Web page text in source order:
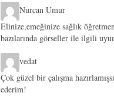
Nurcan Umur
Elinize,emeğinize sağlık
bazılarında görseller ile ilgili
vedat
Çok güzel bir çalışma
ederim!